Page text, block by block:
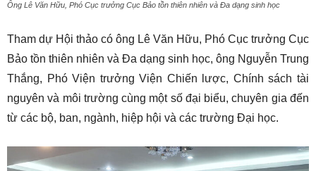
Ông Lê Văn Hữu, Phó Cục trưởng Cục Bảo tồn thiên nhiên và Đa dạng sinh học
Tham dự Hội thảo có ông Lê Văn Hữu, Phó Cục trưởng Cục
Bảo tồn thiên nhiên và Đa dạng sinh học, ông Nguyễn Trung
Thắng, Phó Viện trưởng Viện Chiến lược, Chính sách tài
nguyên và môi trường cùng một số đại biểu, chuyên gia đến
từ các bộ, ban, ngành, hiệp hội và các trường Đại học.